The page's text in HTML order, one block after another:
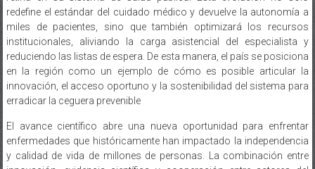
redefine el estándar del cuidado médico y devuelve la autonomía a
miles de pacientes, sino que también optimizará los recursos
institucionales, aliviando la carga asistencial del especialista y
reduciendo las listas de espera. De esta manera, el país se posiciona
en la región como un ejemplo de cómo es posible articular la
innovación, el acceso oportuno y la sostenibilidad del sistema para
erradicar la ceguera prevenible
El avance científico abre una nueva oportunidad para enfrentar
enfermedades que históricamente han impactado la independencia
y calidad de vida de millones de personas. La combinación entre